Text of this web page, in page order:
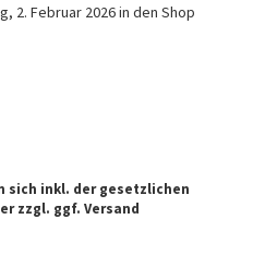
2. Februar 2026 in den Shop
sich inkl. der gesetzlichen
zzgl. ggf. Versand